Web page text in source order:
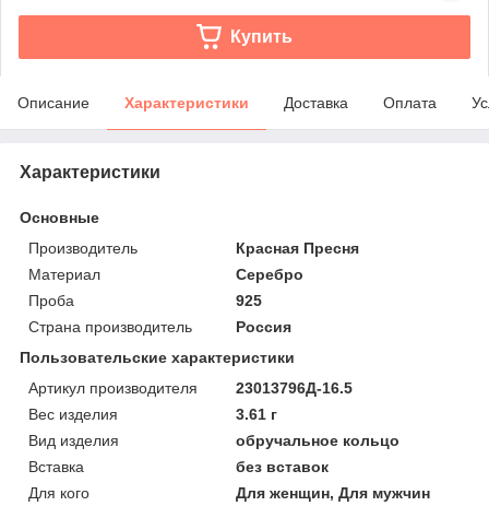
Купить
Описание Характеристики Доставка Оплата
Характеристики
Основные
Производитель
Красная Пресня
Материал
Серебро
Проба
925
Страна производитель
Россия
Пользовательские характеристики
Артикул производителя
23013796Д-16.5
Вес изделия
3.61 г
Вид изделия
обручальное кольцо
Вставка
без вставок
Для кого
Для женщин, Для мужчин